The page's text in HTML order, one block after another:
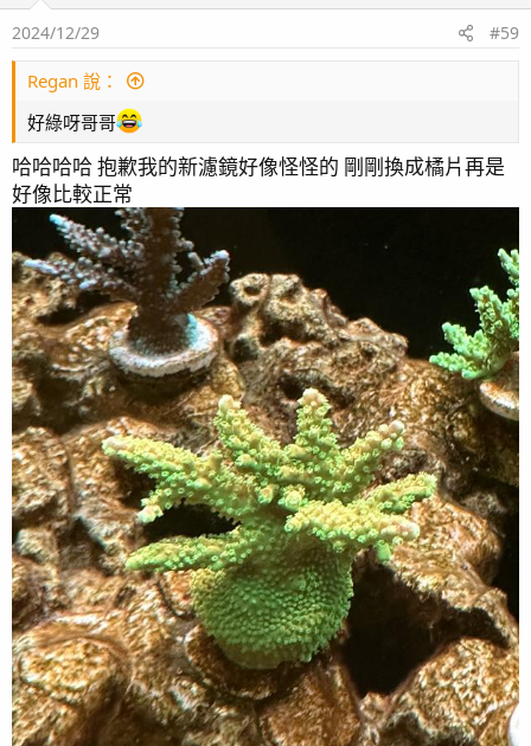
另外最近的N P值都偏低 過去我都使用類似轉盤的餵食機
因為只有15格，所以很難增加餵食次數，所以一直以來都
是每天只餵一次而已。 果斷決定換新的餵食機 不過這個
容量買的太大了 還好，這個是替換式的有新買了比較小
的來替換。每天餵魚的次數就改為早晚各一次，餵食的量
增加50%。
這個是我自己想出來的固定方式 用壓克力螺絲鎖上來之
後，套上硅膠管套。
對應到下面的安裝孔，有興趣的朋友上面有他的品牌可以
去對岸看看 我個人是覺得控制還蠻精準的，而且有App可
以使用。
這就是原本1分二管路卡住的地方 變成但水桶沒有辦法往
後退。
這是原本前面的空間就沒有辦法塞得下K H機器跟廢水平
那一些
o
n
：
2024/12/29 #59
Regan 說：
好綠呀哥哥
哈哈哈哈 抱歉我的新濾鏡好像怪怪的 剛剛換成橘片再是
好像比較正常